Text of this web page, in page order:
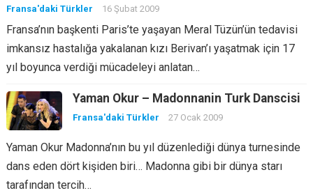
Fransa'daki Türkler 16 Şubat 2009
Fransa’nın başkenti Paris’te yaşayan Meral Tüzün’ün tedavisi
imkansız hastalığa yakalanan kızı Berivan’ı yaşatmak için 17
yıl boyunca verdiği mücadeleyi anlatan…
Yaman Okur – Madonnanin Turk Danscisi
Fransa'daki Türkler 27 Ocak 2009
Yaman Okur Madonna’nın bu yıl düzenlediği dünya turnesinde
dans eden dört kişiden biri… Madonna gibi bir dünya starı
tarafından tercih…